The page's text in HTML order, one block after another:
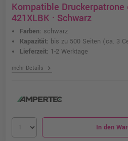
Kompatible Druckerpatrone
421XLBK · Schwarz
Farben: schwarz
Kapazität: bis zu 500 Seiten (ca. 3
Lieferzeit: 1-2 Werktage
mehr Details chevron_right
In den